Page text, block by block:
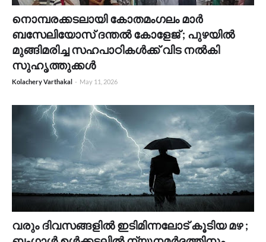
നൊമ്പരക്കടലായി കോതമംഗലം മാർ
ബസേലിയോസ് ദന്തൽ കോളേജ് ; പുഴയിൽ
മുങ്ങിമരിച്ച സഹപാഠികൾക്ക് വിട നൽകി
സുഹൃത്തുക്കൾ
Kolachery Varthakal - May 11, 2026
വരും ദിവസങ്ങളില്‍ ഇടിമിന്നലോട് കൂടിയ മഴ ;